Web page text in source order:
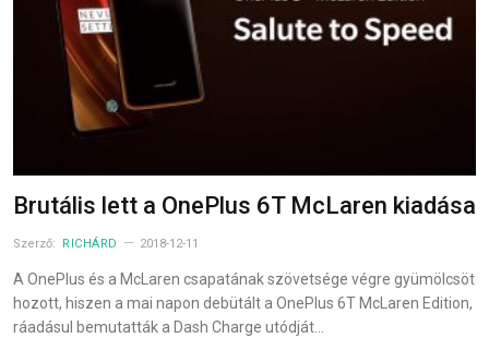
Brutális lett a OnePlus 6T McLaren kiadása
Szerző: RICHÁRD 2018-12-11
A OnePlus és a McLaren csapatának szövetsége végre gyümölcsöt
hozott, hiszen a mai napon debütált a OnePlus 6T McLaren Edition,
ráadásul bemutatták a Dash Charge utódját…